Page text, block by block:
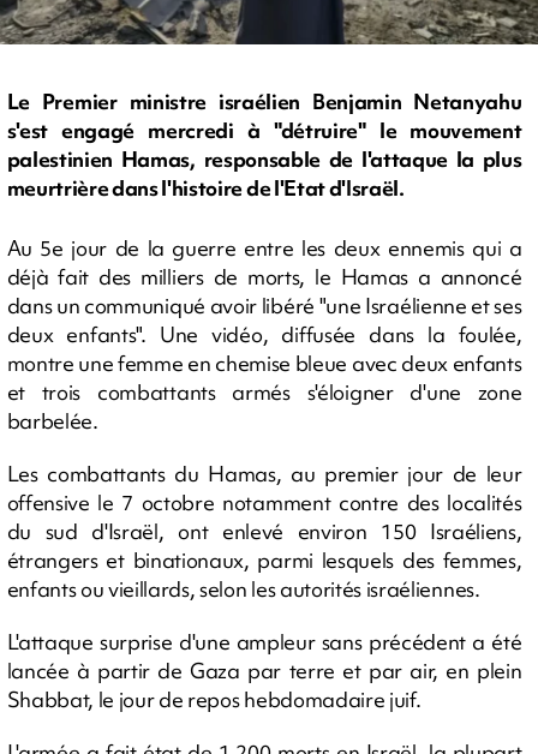
Le Premier ministre israélien Benjamin Netanyahu
s'est engagé mercredi à "détruire" le mouvement
palestinien Hamas, responsable de l'attaque la plus
meurtrière dans l'histoire de l'Etat d'Israël.
Au 5e jour de la guerre entre les deux ennemis qui a
déjà fait des milliers de morts, le Hamas a annoncé
dans un communiqué avoir libéré "une Israélienne et ses
deux enfants". Une vidéo, diffusée dans la foulée,
montre une femme en chemise bleue avec deux enfants
et trois combattants armés s'éloigner d'une zone
barbelée.
Les combattants du Hamas, au premier jour de leur
offensive le 7 octobre notamment contre des localités
du sud d'Israël, ont enlevé environ 150 Israéliens,
étrangers et binationaux, parmi lesquels des femmes,
enfants ou vieillards, selon les autorités israéliennes.
L'attaque surprise d'une ampleur sans précédent a été
lancée à partir de Gaza par terre et par air, en plein
Shabbat, le jour de repos hebdomadaire juif.